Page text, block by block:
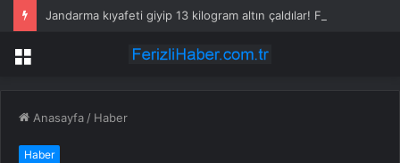
Menü
Anasayfa / Haber
Haber